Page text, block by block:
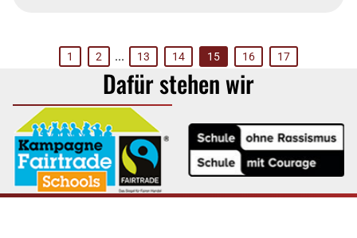
1 2 ... 13 14 15 16 17
Dafür stehen wir